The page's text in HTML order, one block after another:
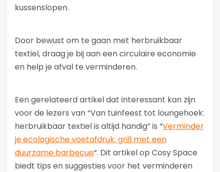
kussenslopen.
Door bewust om te gaan met herbruikbaar
textiel, draag je bij aan een circulaire economie
en help je afval te verminderen.
Een gerelateerd artikel dat interessant kan zijn
voor de lezers van “Van tuinfeest tot loungehoek:
herbruikbaar textiel is altijd handig” is “Verminder
je ecologische voetafdruk: grill met een
duurzame barbecue“. Dit artikel op Cosy Space
biedt tips en suggesties voor het verminderen